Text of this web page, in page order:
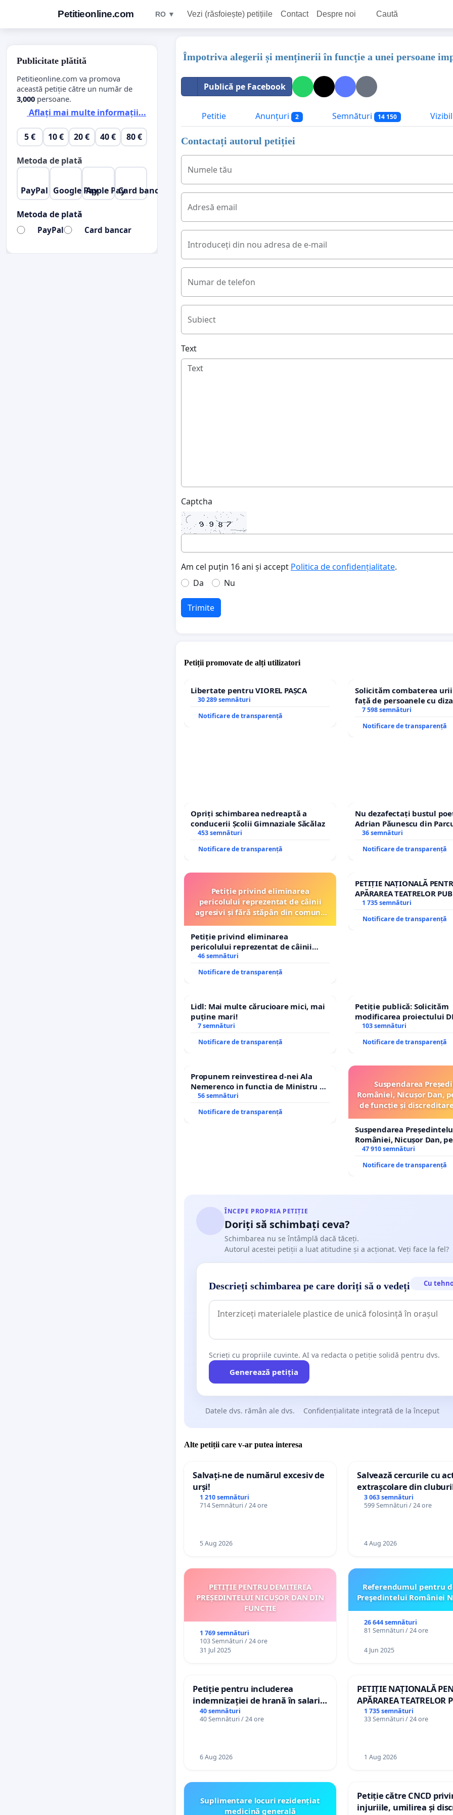
Petitieonline.com RO ▼ Vezi (răsfoiește) petițiile Contact Despre noi Caută
Împotriva alegerii și menținerii în funcție a unei persoane
Publică pe Facebook
Petitie Anunțuri 2 Semnături 14 150
Contactați autorul petiției
Numele tău
Adresă email
Introduceți din nou adresa de e-mail
Numar de telefon
Subiect
Text
Captcha
Am cel puțin 16 ani și accept Politica de confidențialitate.
Da
Nu
Trimite
Petiții promovate de alți utilizatori
Libertate pentru VIOREL PAȘCA
30 289 semnături
Notificare de transparență
Solicităm combaterea
față de persoanele cu
7 598 semnături
Notificare de transparență
Opriți schimbarea nedreaptă a
conducerii Școlii Gimnaziale Săcălaz
453 semnături
Notificare de transparență
Nu dezafectați bustul
Adrian Păunescu din
Icoanei! Stop cenzurii
36 semnături
Notificare de transparență
Petiție privind eliminarea
pericolului reprezentat de câinii
agresivi și fără stăpân din comuna
Petiție privind eliminarea
pericolului reprezentat de câinii
agresivi și fără stăpân din comuna
46 semnături
Notificare de transparență
PETIȚIE NAȚIONALĂ
APĂRAREA TEATRELOR
REPERTORIU DIN ROMÂNIA
1 735 semnături
Notificare de transparență
Lidl: Mai multe cărucioare mici, mai
puține mari!
7 semnături
Notificare de transparență
Petiție publică: Solicităm
modificarea proiectului
– Hanu Conachi) prin
103 semnături
Notificare de transparență
Propunem reinvestirea d-nei Ala
Nemerenco in functia de Ministru al
Sanatatii
56 semnături
Notificare de transparență
Suspendarea
României, Nicușor Dan,
de funcție și
Suspendarea
României, Nicușor Dan,
de funcție și
47 910 semnături
Notificare de transparență
ÎNCEPE PROPRIA PETIȚIE
Doriți să schimbați ceva?
Schimbarea nu se întâmplă dacă tăceți.
Autorul acestei petiții a luat atitudine și a acționat. Veți face la fel?
Descrieți schimbarea pe care doriți să o vedeți Cu
Scrieți cu propriile cuvinte. AI va redacta o petiție solidă pentru dvs.
Generează petiția
Datele dvs. rămân ale dvs. Confidențialitate integrată de la început
Alte petiții care v-ar putea interesa
Salvați-ne de numărul excesiv de
urși!
1 210 semnături
714 Semnături / 24 ore
5 Aug 2026
Salvează cercurile cu
extrașcolare din
palatele copiilor
3 063 semnături
599 Semnături / 24 ore
4 Aug 2026
PETIȚIE PENTRU DEMITEREA
PREȘEDINTELUI NICUȘOR DAN DIN
FUNCȚIE
1 769 semnături
103 Semnături / 24 ore
31 Jul 2025
Referendumul pentru
Preşedintelui României
26 644 semnături
81 Semnături / 24 ore
4 Jun 2025
Petiție pentru includerea
indemnizației de hrană în salariul
de bază și protejarea gradațiilor
de vechime pentru asistenții
40 semnături
40 Semnături / 24 ore
6 Aug 2026
PETIȚIE NAȚIONALĂ
APĂRAREA TEATRELOR
DE REPERTORIU DIN
1 735 semnături
33 Semnături / 24 ore
1 Aug 2026
Suplimentare locuri rezidențiat
medicină generală
Petiție către CNCD
injuriile, umilirea și
Publicitate plătită
Petitieonline.com va promova
această petiție către un număr de
3,000 persoane.
Aflați mai multe informații...
5 € 10 € 20 € 40 € 80 €
Metoda de plată
PayPal Google PayApple PayCard bancar
Metoda de plată
PayPal Card bancar